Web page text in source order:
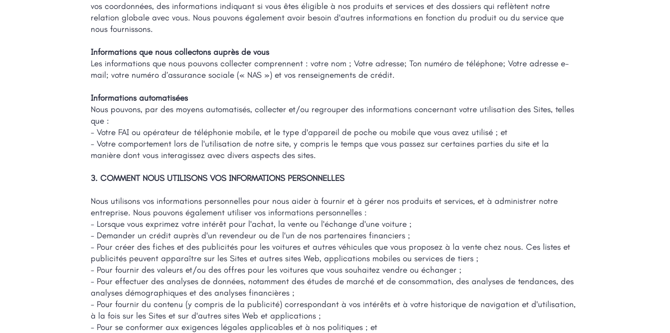
vos coordonnées, des informations indiquant si vous êtes éligible à nos produits et services et des dossiers qui reflètent notre
relation globale avec vous. Nous pouvons également avoir besoin d'autres informations en fonction du produit ou du service que
nous fournissons.
Informations que nous collectons auprès de vous
Les informations que nous pouvons collecter comprennent : votre nom ; Votre adresse; Ton numéro de téléphone; Votre adresse e-
mail; votre numéro d’assurance sociale (« NAS ») et vos renseignements de crédit.
Informations automatisées
Nous pouvons, par des moyens automatisés, collecter et/ou regrouper des informations concernant votre utilisation des Sites, telles
que :
- Votre FAI ou opérateur de téléphonie mobile, et le type d'appareil de poche ou mobile que vous avez utilisé ; et
- Votre comportement lors de l'utilisation de notre site, y compris le temps que vous passez sur certaines parties du site et la
manière dont vous interagissez avec divers aspects des sites.
3. COMMENT NOUS UTILISONS VOS INFORMATIONS PERSONNELLES
Nous utilisons vos informations personnelles pour nous aider à fournir et à gérer nos produits et services, et à administrer notre
entreprise. Nous pouvons également utiliser vos informations personnelles :
- Lorsque vous exprimez votre intérêt pour l'achat, la vente ou l'échange d'une voiture ;
- Demander un crédit auprès d'un revendeur ou de l'un de nos partenaires financiers ;
- Pour créer des fiches et des publicités pour les voitures et autres véhicules que vous proposez à la vente chez nous. Ces listes et
publicités peuvent apparaître sur les Sites et autres sites Web, applications mobiles ou services de tiers ;
- Pour fournir des valeurs et/ou des offres pour les voitures que vous souhaitez vendre ou échanger ;
- Pour effectuer des analyses de données, notamment des études de marché et de consommation, des analyses de tendances, des
analyses démographiques et des analyses financières ;
- Pour fournir du contenu (y compris de la publicité) correspondant à vos intérêts et à votre historique de navigation et d'utilisation,
à la fois sur les Sites et sur d'autres sites Web et applications ;
- Pour se conformer aux exigences légales applicables et à nos politiques ; et